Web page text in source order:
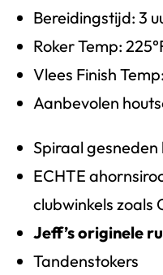
Bereidingstijd: 3
Roker Temp:
Vlees Finish
Aanbevolen
Spiraal gesneden
ECHTE
clubwinkels zoals
Jeff’s originele
Tandenstokers